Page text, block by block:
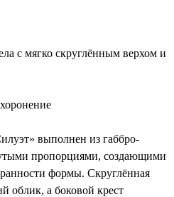
с мягко скруглённым верхом и
выполнен из габбро-
пропорциями, создающими
формы. Скруглённая
облик, а боковой крест